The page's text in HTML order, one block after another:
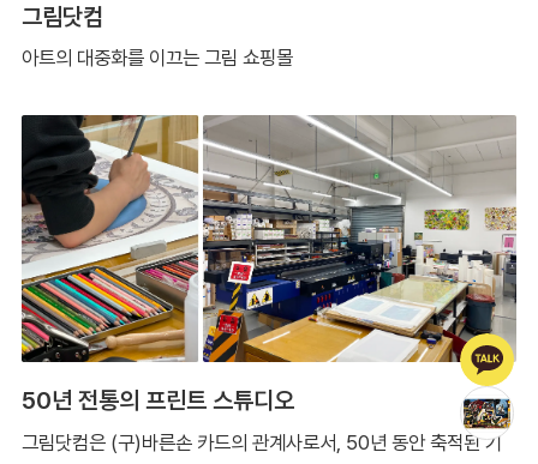
그림닷컴
아트의 대중화를 이끄는 그림 쇼핑몰
50년 전통의 프린트 스튜디오
그림닷컴은 (구)바른손 카드의 관계사로서, 50년 동안 축적된 기